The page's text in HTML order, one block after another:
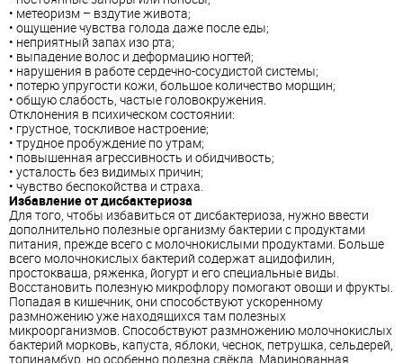
• метеоризм – вздутие живота;
• ощущение чувства голода даже после еды;
• неприятный запах изо рта;
• выпадение волос и деформацию ногтей;
• нарушения в работе сердечно-сосудистой системы;
• потерю упругости кожи, большое количество морщин;
• общую слабость, частые головокружения.
Отклонения в психическом состоянии:
• грустное, тоскливое настроение;
• трудное пробуждение по утрам;
• повышенная агрессивность и обидчивость;
• усталость без видимых причин;
• чувство беспокойства и страха.
Избавление от дисбактериоза
Для того, чтобы избавиться от дисбактериоза, нужно ввести
дополнительно полезные организму бактерии с продуктами
питания, прежде всего с молочнокислыми продуктами. Больше
всего молочнокислых бактерий содержат ацидофилин,
простокваша, ряженка, йогурт и его специальные виды.
Восстановить полезную микрофлору помогают овощи и фрукты.
Попадая в кишечник, они способствуют ускоренному
размножению уже находящихся там полезных
микроорганизмов. Способствуют размножению молочнокислых
бактерий морковь, капуста, яблоки, чеснок, петрушка, сельдерей,
топинамбур, но особенно полезна свёкла. Маринованная